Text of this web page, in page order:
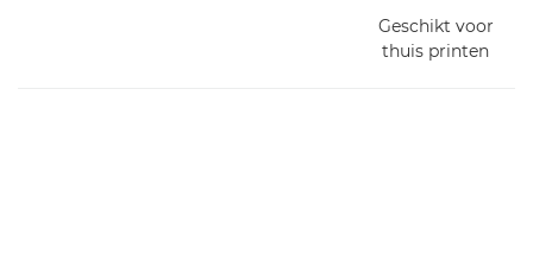
Geschikt voor
thuis printen